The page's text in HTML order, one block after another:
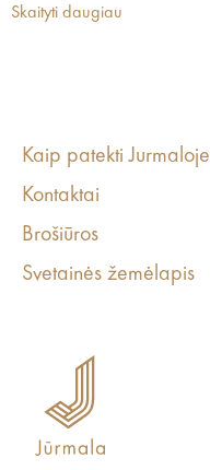
Skaityti daugiau
Kaip patekti Jurmaloje
Kontaktai
Brošiūros
Svetainės žemėlapis